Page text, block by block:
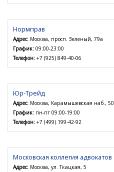
Нормправ
Адрес: Москва, просп. Зеленый, 79а
График: 09:00-23:00
Телефон: +7 (925) 849-40-06
Юр-Трейд
Адрес: Москва, Карамышевская наб., 50
График: пн-пт 09:00-19:00
Телефон: +7 (499) 199-42-92
Московская коллегия адвокатов
Адрес: Москва, ул. Ткацкая, 5